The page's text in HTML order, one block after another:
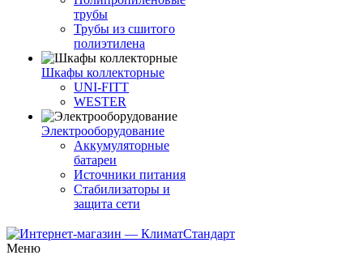
трубы
Трубы из сшитого
полиэтилена
Шкафы коллекторные
UNI-FITT
WESTER
Электрооборудование
Аккумуляторные
батареи
Источники питания
Стабилизаторы и
защита сети
Меню